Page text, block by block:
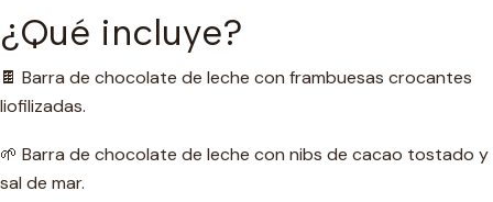
¿Qué incluye?
🍫 Barra de chocolate de leche con frambuesas crocantes
liofilizadas.
🌱 Barra de chocolate de leche con nibs de cacao tostado y
sal de mar.